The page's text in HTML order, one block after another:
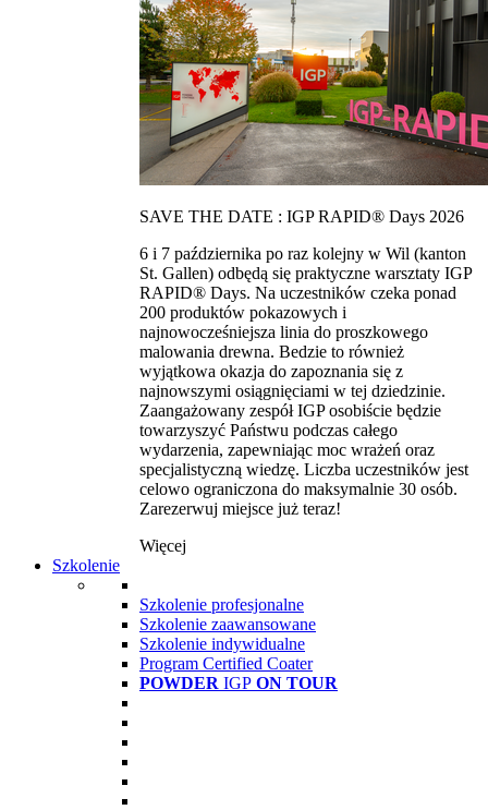
SAVE THE DATE : IGP RAPID® Days 2026
6 i 7 października po raz kolejny w Wil (kanton
St. Gallen) odbędą się praktyczne warsztaty IGP
RAPID® Days. Na uczestników czeka ponad
200 produktów pokazowych i
najnowocześniejsza linia do proszkowego
malowania drewna. Bedzie to również
wyjątkowa okazja do zapoznania się z
najnowszymi osiągnięciami w tej dziedzinie.
Zaangażowany zespół IGP osobiście będzie
towarzyszyć Państwu podczas całego
wydarzenia, zapewniając moc wrażeń oraz
specjalistyczną wiedzę. Liczba uczestników jest
celowo ograniczona do maksymalnie 30 osób.
Zarezerwuj miejsce już teraz!
Więcej
Szkolenie
Szkolenie profesjonalne
Szkolenie zaawansowane
Szkolenie indywidualne
Program Certified Coater
POWDER IGP ON TOUR